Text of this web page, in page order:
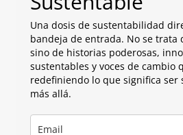
Una dosis de sustentabilidad
bandeja de entrada. No se trata
sino de historias poderosas,
sustentables y voces de cambio
redefiniendo lo que significa ser
más allá.